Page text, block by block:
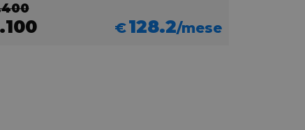
€128.2/mese